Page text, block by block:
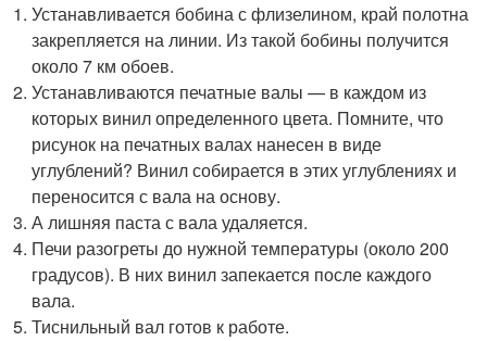
Устанавливается бобина с флизелином, край полотна
закрепляется на линии. Из такой бобины получится
около 7 км обоев.
Устанавливаются печатные валы — в каждом из
которых винил определенного цвета. Помните, что
рисунок на печатных валах нанесен в виде
углублений? Винил собирается в этих углублениях и
переносится с вала на основу.
А лишняя паста с вала удаляется.
Печи разогреты до нужной температуры (около 200
градусов). В них винил запекается после каждого
вала.
Тиснильный вал готов к работе.